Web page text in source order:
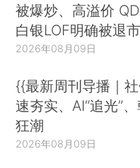
被爆炒、高溢价
白银LOF明确被退市
2026年08月09日
{{最新周刊导播｜
速夯实、AI“追光”
狂潮
2026年08月09日